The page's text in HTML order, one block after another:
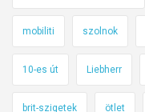
mobiliti szolnok
10-es út Liebherr
brit-szigetek ötlet